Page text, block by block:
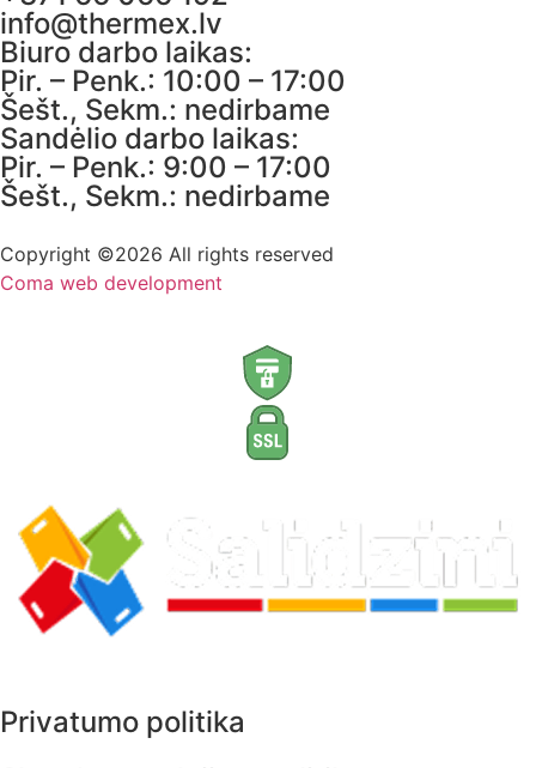
info@thermex.lv
Biuro darbo laikas:
Pir. – Penk.: 10:00 – 17:00
Šešt., Sekm.: nedirbame
Sandėlio darbo laikas:
Pir. – Penk.: 9:00 – 17:00
Šešt., Sekm.: nedirbame
Copyright ©2026 All rights reserved
Coma web development
Privatumo politika